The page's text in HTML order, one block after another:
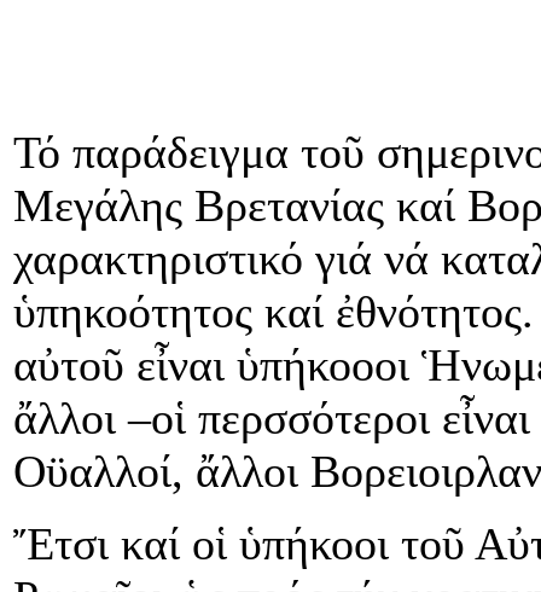
Τό παράδειγμα τοῦ
Μεγάλης Βρετανίας καί
χαρακτηριστικό γιά νά
ὑπηκοότητος καί
αὐτοῦ εἶναι ὑπήκοοοι
ἄλλοι –οἱ περσσότεροι
Οϋαλλοί, ἄλλοι
Ἔτσι καί οἱ ὑπήκοοι τοῦ